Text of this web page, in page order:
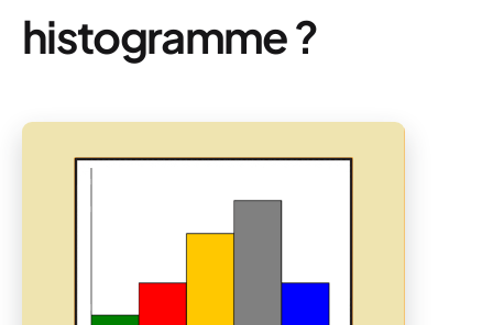
histogramme ?